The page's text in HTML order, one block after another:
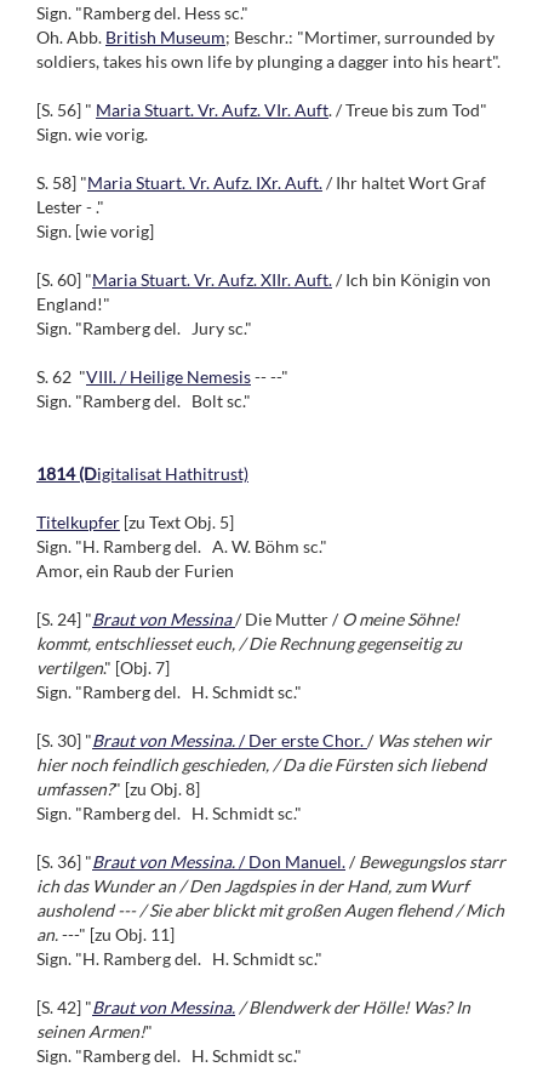
Sign. "Ramberg del. Hess sc."
Oh. Abb. British Museum; Beschr.: "Mortimer, surrounded by
soldiers, takes his own life by plunging a dagger into his heart".
[S. 56] " Maria Stuart. Vr. Aufz. VIr. Auft. / Treue bis zum Tod"
Sign. wie vorig.
S. 58] "Maria Stuart. Vr. Aufz. IXr. Auft./ Ihr haltet Wort Graf
Lester - ."
Sign. [wie vorig]
[S. 60] "Maria Stuart. Vr. Aufz. XIIr. Auft./ Ich bin Königin von
England!"
Sign. "Ramberg del. Jury sc."
S. 62 "VIII. / Heilige Nemesis-- --"
Sign. "Ramberg del. Bolt sc."
1814 (Digitalisat Hathitrust)
Titelkupfer [zu Text Obj. 5]
Sign. "H. Ramberg del. A. W. Böhm sc."
Amor, ein Raub der Furien
[S. 24] "Braut von Messina/ Die Mutter /O meine Söhne!
kommt, entschliesset euch, / Die Rechnung gegenseitig zu
vertilgen." [Obj. 7]
Sign. "Ramberg del. H. Schmidt sc."
[S. 30] "Braut von Messina./ Der erste Chor./ Was stehen wir
hier noch feindlich geschieden, / Da die Fürsten sich liebend
umfassen?" [zu Obj. 8]
Sign. "Ramberg del. H. Schmidt sc."
[S. 36] "Braut von Messina./ Don Manuel./Bewegungslos starr
ich das Wunder an / Den Jagdspies in der Hand, zum Wurf
ausholend --- / Sie aber blickt mit großen Augen flehend / Mich
an.---" [zu Obj. 11]
Sign. "H. Ramberg del. H. Schmidt sc."
[S. 42] "Braut von Messina. / Blendwerk der Hölle! Was? In
seinen Armen!"
Sign. "Ramberg del. H. Schmidt sc."